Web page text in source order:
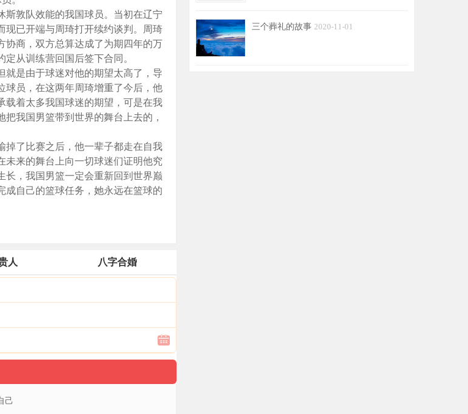
斯敦队效能的我国球员。当初在辽宁
现已开端与周琦打开续约谈判。周琦
协商，双方总算达成了为期四年的万
从训练营回国后签下合同。
就是由于球迷对他的期望太高了，导
球员，在这两年周琦增重了今后，他
载着太多我国球迷的期望，可是在我
我国男篮带到世界的舞台上去的，
掉了比赛之后，他一辈子都走在自我
未来的舞台上向一切球迷们证明他究
长，我国男篮一定会重新回到世界巅
成自己的篮球任务，她永远在篮球的
人 八字合婚
己
三个葬礼的故事 2020-11-01